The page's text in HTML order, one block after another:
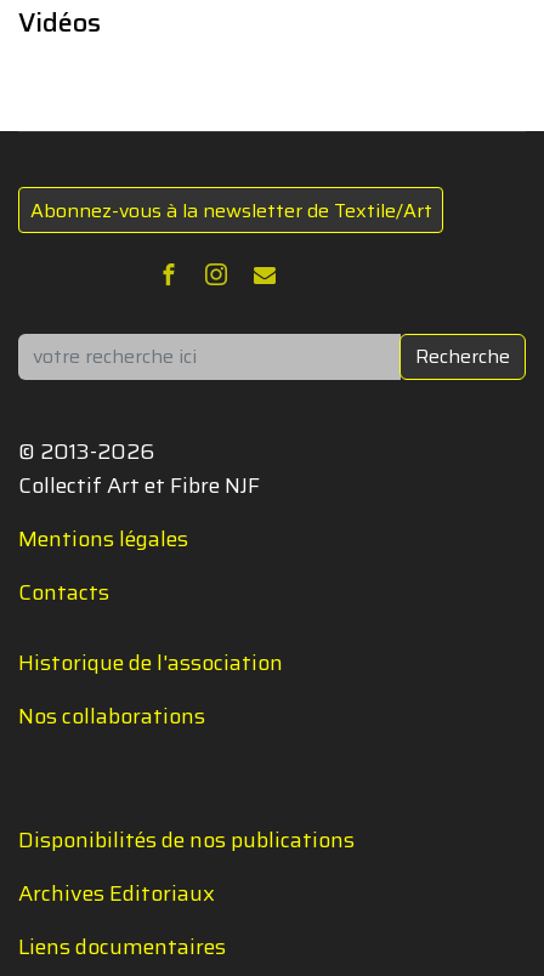
Vidéos
Abonnez-vous à la newsletter de Textile/Art
Rechercher Recherche
© 2013-2026
Collectif Art et Fibre NJF
Mentions légales
Contacts
Historique de l'association
Nos collaborations
Disponibilités de nos publications
Archives Editoriaux
Liens documentaires